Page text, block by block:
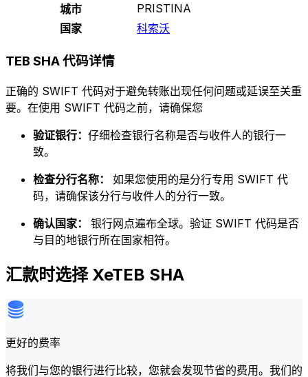
城市
PRISTINA
国家
科索沃
TEB SHA 代码详情
正确的 SWIFT 代码对于避免转账出现任何问题或延误至关重
要。在使用 SWIFT 代码之前，请确保您
验证银行： 仔细检查银行名称是否与收件人的银行一
致。
检查分行名称： 如果您使用的是分行专用 SWIFT 代
码，请确保该分行与收件人的分行一致。
确认国家： 银行网点遍布全球。验证 SWIFT 代码是否
与目的地银行所在国家相符。
汇款时选择 XeTEB SHA
更好的费率
将我们与您的银行进行比较，您就会发现节省的费用。我们的